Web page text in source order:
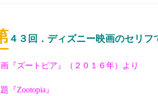
４３回．ディズニー映画のセリフ
『ズートピア』（２０１６年）より
『Zootopia』